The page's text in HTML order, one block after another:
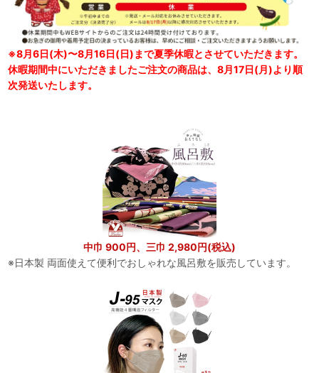
※8月6日(木)〜8月16日(日)まで夏季休暇とさせていただきます。
休暇期間中にいただきましたご注文の商品は、8月17日(月)より順
次発送いたします。
中巾 900円、三巾 2,980円(税込)
※日本製 両面使えて便利でおしゃれな風呂敷を販売しています。